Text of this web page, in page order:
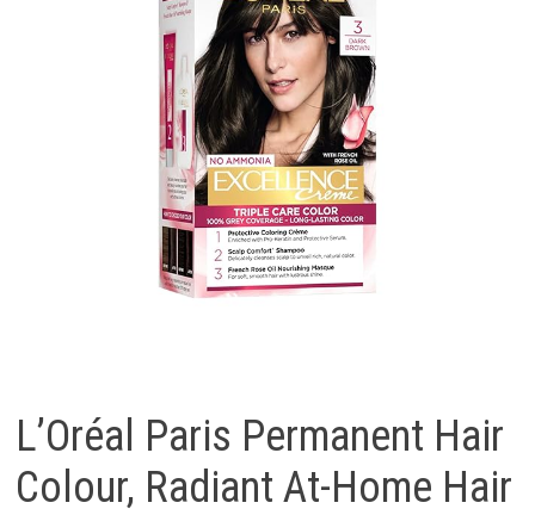
L’Oréal Paris Permanent Hair
Colour, Radiant At-Home Hair